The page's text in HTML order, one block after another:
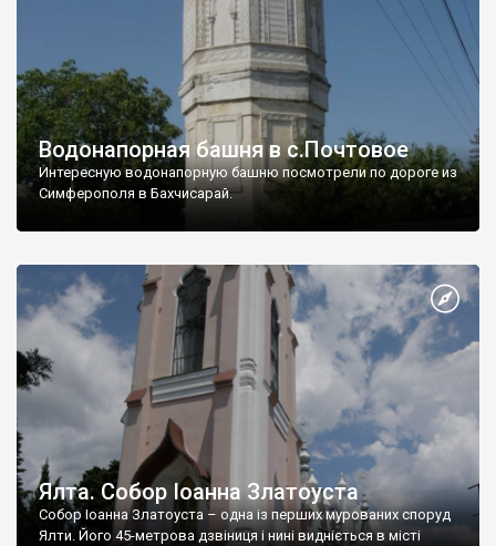
Водонапорная башня в с.Почтовое
Интересную водонапорную башню посмотрели по дороге из
Симферополя в Бахчисарай.
Ялта. Собор Іоанна Златоуста
Собор Іоанна Златоуста – одна із перших мурованих споруд
Ялти. Його 45-метрова дзвіниця і нині видніється в місті